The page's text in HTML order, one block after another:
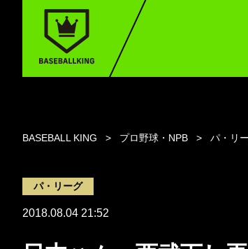
BASEBALL KING プロ野球・NPB パ・リ
パ・リーグ
2018.08.04 21:52